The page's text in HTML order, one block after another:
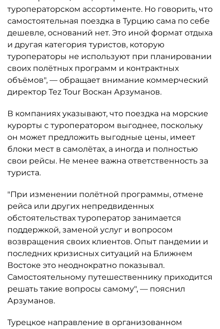
туроператорском ассортименте. Но говорить, что
самостоятельная поездка в Турцию сама по себе
дешевле, оснований нет. Это иной формат отдыха
и другая категория туристов, которую
туроператоры не используют при планировании
своих полётных программ и контрактных
объёмов", — обращает внимание коммерческий
директор Tez Tour Воскан Арзуманов.
В компаниях указывают, что поездка на морские
курорты с туроператором выгоднее, поскольку
он может предложить выгодные цены, имеет
блоки мест в самолётах, а иногда и полностью
свои рейсы. Не менее важна ответственность за
туриста.
"При изменении полётной программы, отмене
рейса или других непредвиденных
обстоятельствах туроператор занимается
поддержкой, заменой услуг и вопросом
возвращения своих клиентов. Опыт пандемии и
последних кризисных ситуаций на Ближнем
Востоке это неоднократно показывал.
Самостоятельному путешественнику приходится
решать такие вопросы самому", — пояснил
Арзуманов.
Турецкое направление в организованном